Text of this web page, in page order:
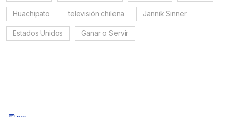
Huachipato televisión chilena Jannik Sinner
Estados Unidos Ganar o Servir